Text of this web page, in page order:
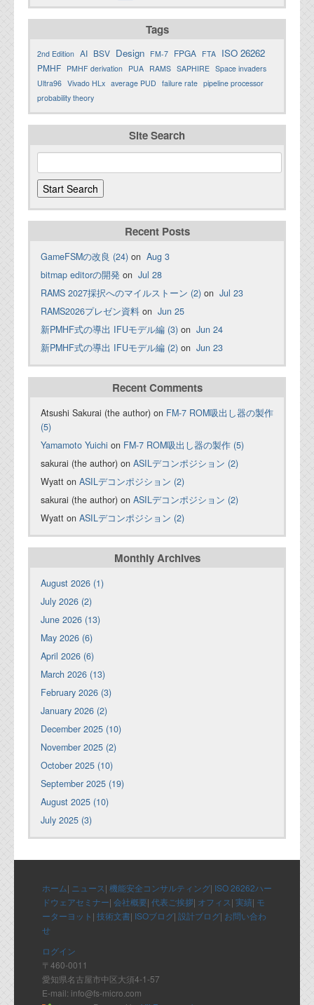
Tags
2nd Edition AI BSV Design FM-7 FPGA FTA ISO 26262
PMHF PMHF derivation PUA RAMS SAPHIRE Space invaders
Ultra96 Vivado HLx average PUD failure rate pipeline processor
probability theory
Site Search
Recent Posts
GameFSMの改良 (24) on Aug 3
bitmap editorの開発 on Jul 28
RAMS 2027採択へのマイルストーン (2) on Jul 23
RAMS2026プレゼン資料 on Jun 25
新PMHF式の導出 IFUモデル編 (3) on Jun 24
新PMHF式の導出 IFUモデル編 (2) on Jun 23
Recent Comments
Atsushi Sakurai (the author) on FM-7 ROM吸出し器の製作
(5)
Yamamoto Yuichi on FM-7 ROM吸出し器の製作 (5)
sakurai (the author) on ASILデコンポジション (2)
Wyatt on ASILデコンポジション (2)
sakurai (the author) on ASILデコンポジション (2)
Wyatt on ASILデコンポジション (2)
Monthly Archives
August 2026 (1)
July 2026 (2)
June 2026 (13)
May 2026 (6)
April 2026 (6)
March 2026 (13)
February 2026 (3)
January 2026 (2)
December 2025 (10)
November 2025 (2)
October 2025 (10)
September 2025 (19)
August 2025 (10)
July 2025 (3)
ホーム| ニュース| 機能安全コンサルティング| ISO 26262ハー
ドウェアセミナー| 会社概要| 代表ご挨拶| オフィス| 実績| モ
ーターヨット | 技術文書| ISOブログ| 設計ブログ| お問い合わ
せ
ログイン
〒460-0011
愛知県名古屋市中区大須4-1-57
E-mail: info@fs-micro.com